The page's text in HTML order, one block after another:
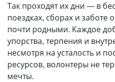
Так проходят их дни — в
поездках, сборах и заботе
почти родными. Каждое
упорства, терпения и
несмотря на усталость и
ресурсов, волонтеры не
мечты.